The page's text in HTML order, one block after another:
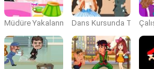
Müdüre Yakalanma Dans Kursunda